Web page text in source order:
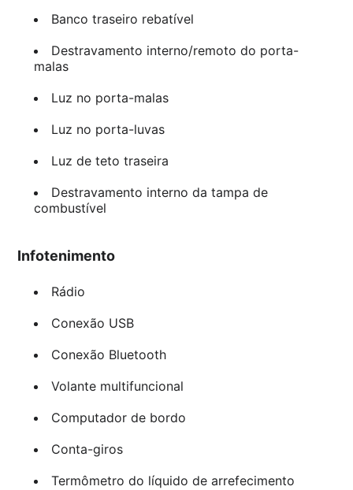
Banco traseiro rebatível
Destravamento interno/remoto do porta-
malas
Luz no porta-malas
Luz no porta-luvas
Luz de teto traseira
Destravamento interno da tampa de
combustível
Infotenimento
Rádio
Conexão USB
Conexão Bluetooth
Volante multifuncional
Computador de bordo
Conta-giros
Termômetro do líquido de arrefecimento